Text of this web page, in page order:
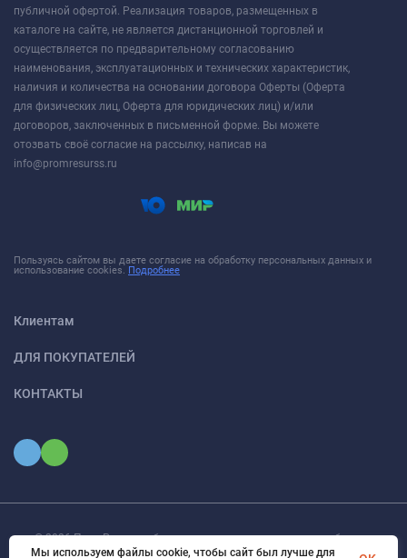
публичной офертой. Реализация товаров, размещенных в
каталоге на сайте, не является дистанционной торговлей и
осуществляется по предварительному согласованию
наименования, эксплуатационных и технических характеристик,
наличия и количества на основании договора Оферты (Оферта
для физических лиц, Оферта для юридических лиц) и/или
договоров, заключенных в письменной форме. Вы можете
отозвать своё согласие на рассылку, написав на
info@promresurss.ru
Пользуясь сайтом вы даете согласие на обработку персональных данных и
использование cookies. Подробнее
Клиентам
ДЛЯ ПОКУПАТЕЛЕЙ
КОНТАКТЫ
© 2026 ПромРесурс - оборудование и материалы для снабжение
промышленных предприятий. Все права защищены
Мы используем файлы cookie, чтобы сайт был лучше для